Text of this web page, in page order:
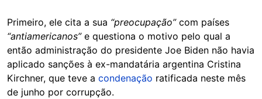
Primeiro, ele cita a sua “preocupação”com países
“antiamericanos”e questiona o motivo pelo qual a
então administração do presidente Joe Biden não havia
aplicado sanções à ex-mandatária argentina Cristina
Kirchner, que teve a condenação ratificada neste mês
de junho por corrupção.